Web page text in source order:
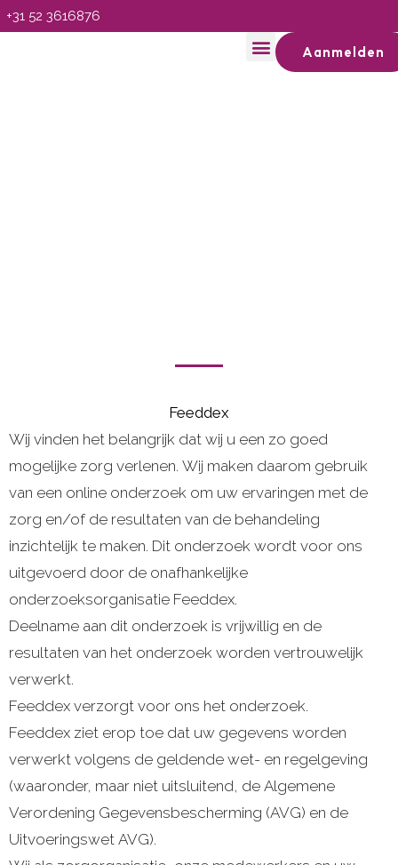
+31 52 3616876
Aanmelden
Feeddex
Wij vinden het belangrijk dat wij u een zo goed
mogelijke zorg verlenen. Wij maken daarom gebruik
van een online onderzoek om uw ervaringen met de
zorg en/of de resultaten van de behandeling
inzichtelijk te maken. Dit onderzoek wordt voor ons
uitgevoerd door de onafhankelijke
onderzoeksorganisatie Feeddex.
Deelname aan dit onderzoek is vrijwillig en de
resultaten van het onderzoek worden vertrouwelijk
verwerkt.
Feeddex verzorgt voor ons het onderzoek.
Feeddex ziet erop toe dat uw gegevens worden
verwerkt volgens de geldende wet- en regelgeving
(waaronder, maar niet uitsluitend, de Algemene
Verordening Gegevensbescherming (AVG) en de
Uitvoeringswet AVG).